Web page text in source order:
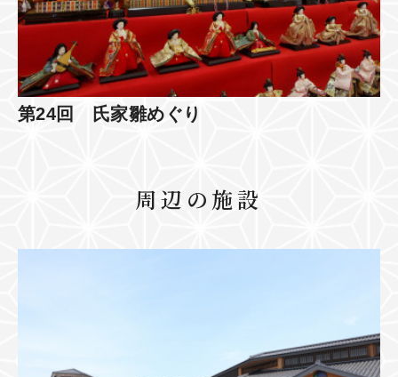
第24回 氏家雛めぐり
周辺の施設